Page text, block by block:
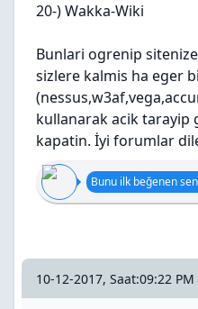
20-) Wakka-Wiki
Bunlari ogrenip
sizlere kalmis ha eger
kullanarak acik tarayip
kapatin. İyi forumlar
Bunu ilk beğenen
10-12-2017, Saat:09:22 PM